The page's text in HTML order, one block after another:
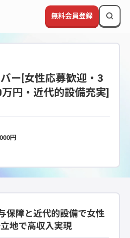
無料会員登録
ー[女性応募歓迎・3
円・近代的設備充実]
円
保障と近代的設備で女性
地で高収入実現